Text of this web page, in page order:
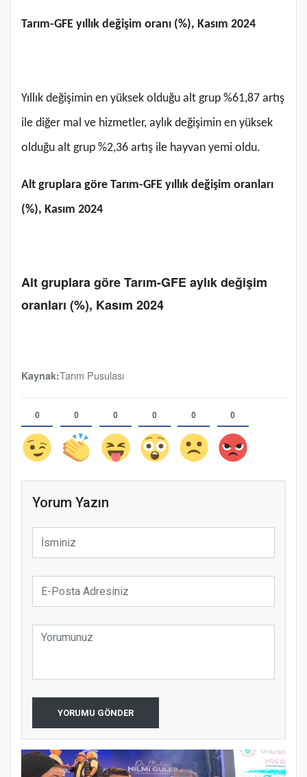
Tarım-GFE yıllık değişim oranı (%), Kasım 2024
Yıllık değişimin en yüksek olduğu alt grup %61,87 artış
ile diğer mal ve hizmetler, aylık değişimin en yüksek
olduğu alt grup %2,36 artış ile hayvan yemi oldu.
Alt gruplara göre Tarım-GFE yıllık değişim oranları
(%), Kasım 2024
Alt gruplara göre Tarım-GFE aylık değişim
oranları (%), Kasım 2024
Kaynak:Tarım Pusulası
0 0 0 0 0 0
Yorum Yazın
YORUMU GÖNDER